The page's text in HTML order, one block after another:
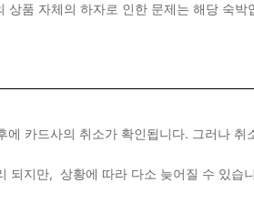
상품 자체의 하자로 인한 문제는 해당 숙
카드사의 취소가 확인됩니다. 그러나
되지만, 상황에 따라 다소 늦어질 수 있습